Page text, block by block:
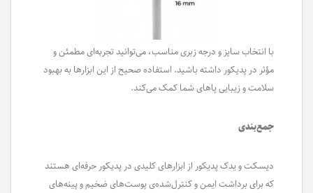
با انتخاب سایز و درجه زبری مناسب، می‌توانید تجربه‌ای مطمئن و
مؤثر در پدیکور داشته باشید. استفاده صحیح از این ابزارها به بهبود
سلامت و زیبایی پاهای شما کمک می‌کند.
جمع‌بندی
دیسکت و یدک پدیکور از ابزارهای کلیدی در پدیکور حرفه‌ای هستند
که برای برداشت ایمن و کنترل‌شده‌ی پوست‌های ضخیم و پینه‌های